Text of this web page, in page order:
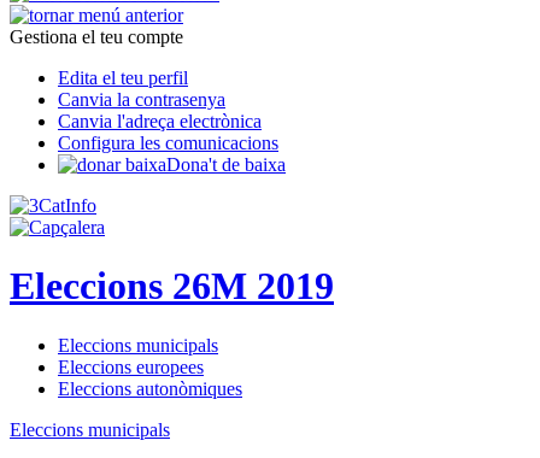
Gestiona el teu compte
Edita el teu perfil
Canvia la contrasenya
Canvia l'adreça electrònica
Configura les comunicacions
Dona't de baixa
Eleccions 26M 2019
Eleccions municipals
Eleccions europees
Eleccions autonòmiques
Eleccions municipals